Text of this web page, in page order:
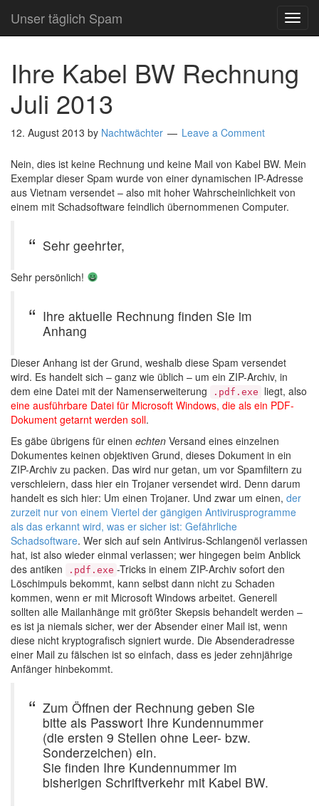
Unser täglich Spam
Ihre Kabel BW Rechnung
Juli 2013
12. August 2013 by Nachtwächter Leave a Comment
Nein, dies ist keine Rechnung und keine Mail von Kabel BW. Mein
Exemplar dieser Spam wurde von einer dynamischen IP-Adresse
aus Vietnam versendet – also mit hoher Wahrscheinlichkeit von
einem mit Schadsoftware feindlich übernommenen Computer.
Sehr geehrter,
Sehr persönlich!
Ihre aktuelle Rechnung finden Sie im
Anhang
Dieser Anhang ist der Grund, weshalb diese Spam versendet
wird. Es handelt sich – ganz wie üblich – um ein ZIP-Archiv, in
dem eine Datei mit der Namenserweiterung
.pdf.exe
liegt, also
eine ausführbare Datei für Microsoft Windows, die als ein PDF-
Dokument getarnt werden soll.
Es gäbe übrigens für einen echten Versand eines einzelnen
Dokumentes keinen objektiven Grund, dieses Dokument in ein
ZIP-Archiv zu packen. Das wird nur getan, um vor Spamfiltern zu
verschleiern, dass hier ein Trojaner versendet wird. Denn darum
handelt es sich hier: Um einen Trojaner. Und zwar um einen, der
zurzeit nur von einem Viertel der gängigen Antivirusprogramme
als das erkannt wird, was er sicher ist: Gefährliche
Schadsoftware. Wer sich auf sein Antivirus-Schlangenöl verlassen
hat, ist also wieder einmal verlassen; wer hingegen beim Anblick
des antiken
.pdf.exe -Tricks in einem ZIP-Archiv sofort den
Löschimpuls bekommt, kann selbst dann nicht zu Schaden
kommen, wenn er mit Microsoft Windows arbeitet. Generell
sollten alle Mailanhänge mit größter Skepsis behandelt werden –
es ist ja niemals sicher, wer der Absender einer Mail ist, wenn
diese nicht kryptografisch signiert wurde. Die Absenderadresse
einer Mail zu fälschen ist so einfach, dass es jeder zehnjährige
Anfänger hinbekommt.
Zum Öffnen der Rechnung geben Sie
bitte als Passwort Ihre Kundennummer
(die ersten 9 Stellen ohne Leer- bzw.
Sonderzeichen) ein.
Sie finden Ihre Kundennummer im
bisherigen Schriftverkehr mit Kabel BW.